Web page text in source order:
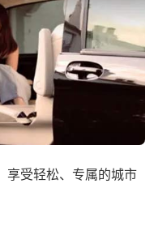
享受轻松、专属的城市